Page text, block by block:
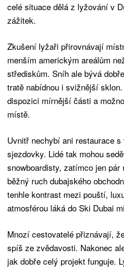
celé situace dělá z lyžování v
zážitek.
Zkušení lyžaři přirovnávají
menším americkým areálům
střediskům. Sníh ale bývá
tratě nabídnou i svižnější
dispozici mírnější části a
místě.
Uvnitř nechybí ani restaurace s
sjezdovky. Lidé tak mohou
snowboardisty, zatímco jen
běžný ruch dubajského
tenhle kontrast mezi pouští,
atmosférou láká do Ski Dubai
Mnozí cestovatelé přiznávají,
spíš ze zvědavosti. Nakonec
jak dobře celý projekt funguje.